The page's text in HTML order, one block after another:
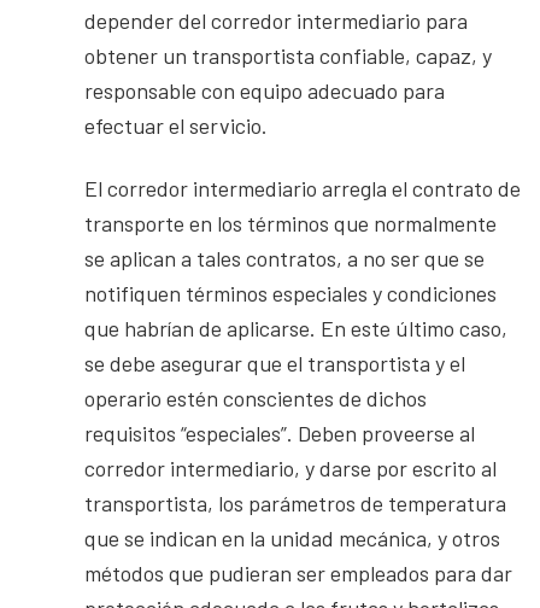
depender del corredor intermediario para
obtener un transportista confiable, capaz, y
responsable con equipo adecuado para
efectuar el servicio.
El corredor intermediario arregla el contrato de
transporte en los términos que normalmente
se aplican a tales contratos, a no ser que se
notifiquen términos especiales y condiciones
que habrían de aplicarse. En este último caso,
se debe asegurar que el transportista y el
operario estén conscientes de dichos
requisitos “especiales”. Deben proveerse al
corredor intermediario, y darse por escrito al
transportista, los parámetros de temperatura
que se indican en la unidad mecánica, y otros
métodos que pudieran ser empleados para dar